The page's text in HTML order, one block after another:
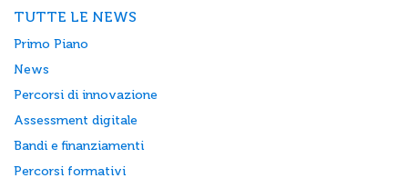
TUTTE LE NEWS
Primo Piano
News
Percorsi di innovazione
Assessment digitale
Bandi e finanziamenti
Percorsi formativi